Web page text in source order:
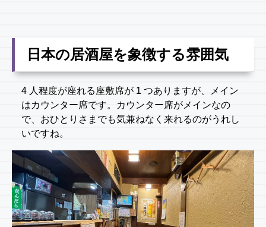
日本の居酒屋を象徴する雰囲気
4 人程度が座れる座敷席が 1 つありますが、メイン
はカウンター席です。カウンター席がメインなの
で、おひとりさまでも気兼ねなく来れるのがうれし
いですね。